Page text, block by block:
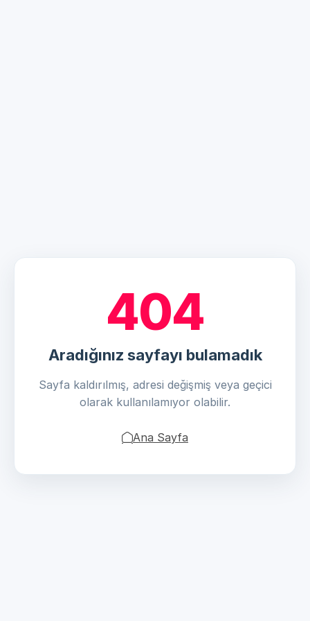
404
Aradığınız sayfayı bulamadık
Sayfa kaldırılmış, adresi değişmiş veya geçici
olarak kullanılamıyor olabilir.
Ana Sayfa